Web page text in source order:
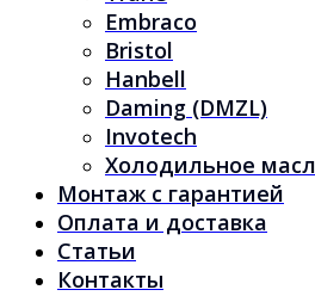
Embraco
Bristol
Hanbell
Daming (DMZL)
Invotech
Холодильное
Монтаж с гарантией
Оплата и доставка
Статьи
Контакты